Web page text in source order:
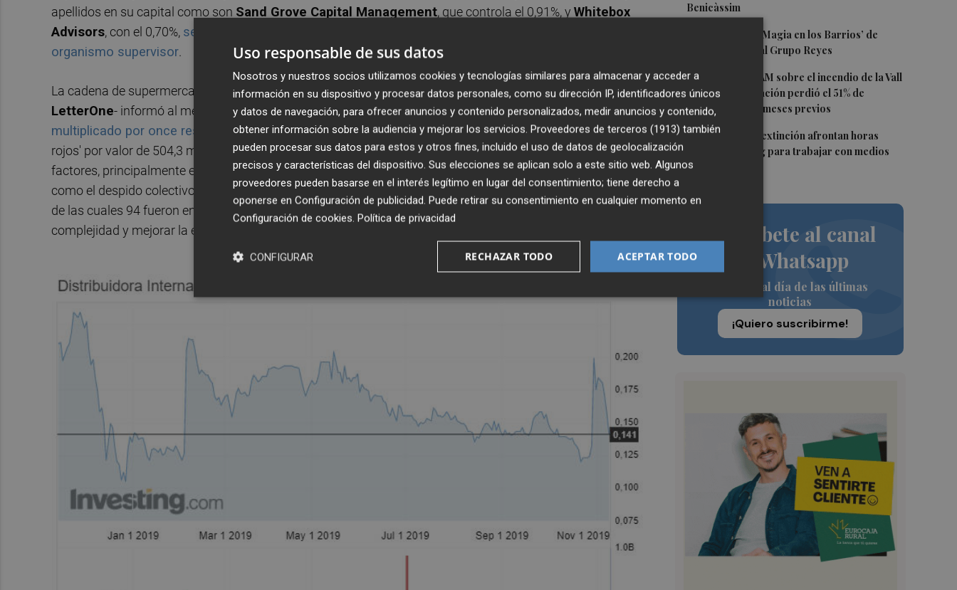
Benicàssim
Los talleres de ‘Magia en los Barrios’ de
Castelló llegan al Grupo Reyes
4Informe del CEAM sobre el incendio de la Vall
d'Uixó: la vegetación perdió el 51% de
humedad en los meses previos
5Los equipos de extinción afrontan horas
"vitales" en Tírig para trabajar con medios
aéreos
Suscríbete al canal
de Whatsapp
Siempre al día de las últimas
noticias
¡Quiero suscribirme!
apellidos en su capital como son Sand Grove Capital Management, que controla el 0,91%, y Whitebox
Advisors, con el 0,70%, según lo constató este diario el pasado viernes de la base de datos pública del
organismo supervisor.
La cadena de supermercados controlada por el magnate rusoMikhail Fridman-a través de su mercantil
LetterOne- informó al mercado la semana pasada quesus pérdidas hasta septiembre se habían
multiplicado por once respecto al mismo periodo de 2018. Concretamente DIApresentó unos 'números
rojos' por valor de 504,3 millones de euros, que la compañía achacó al impacto negativo de una serie de
factores, principalmente en el primer semestre y que han contribuido de "manera negativa" en sus cuentas
como el despido colectivo en
Españay el recorte de plantilla enBrasil, el cierre de 757 tiendas deficitarias -
de las cuales 94 fueron en el tercer trimestre- o la interrupción de actividades no estratégicas para reducir la
complejidad y mejorar la eficiencia, entre otros.
Uso responsable de sus datos
Nosotros y nuestros socios utilizamos cookies y tecnologías similares para almacenar y acceder a
información en su dispositivo y procesar datos personales, como su dirección IP, identificadores únicos
y datos de navegación, para ofrecer anuncios y contenido personalizados, medir anuncios y contenido,
obtener información sobre la audiencia y mejorar los servicios. Proveedores de terceros (1913) también
pueden procesar sus datos para estos y otros fines, incluido el uso de datos de geolocalización
precisos y características del dispositivo. Sus elecciones se aplican solo a este sitio web. Algunos
proveedores pueden basarse en el interés legítimo en lugar del consentimiento; tiene derecho a
oponerse en Configuración de publicidad. Puede retirar su consentimiento en cualquier momento en
Configuración de cookies. Política de privacidad
ACEPTAR TODO
RECHAZAR TODO
CONFIGURAR